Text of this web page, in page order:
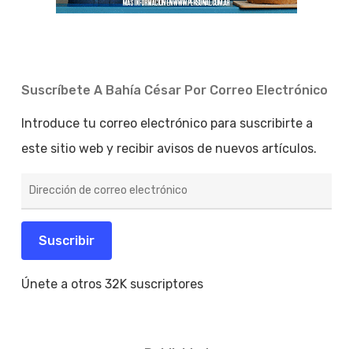
Suscríbete A Bahía César Por Correo Electrónico
Introduce tu correo electrónico para suscribirte a
este sitio web y recibir avisos de nuevos artículos.
electrónico
Suscribir
Únete a otros 32K suscriptores